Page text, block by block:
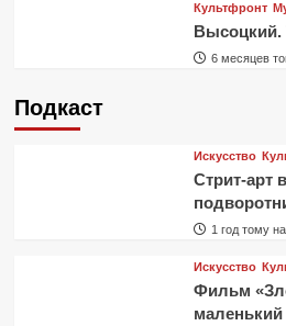
Культфронт
Высоцкий.
6 месяцев
Подкаст
Искусство
Стрит-арт
1 год тому
Искусство
Фильм
маленький